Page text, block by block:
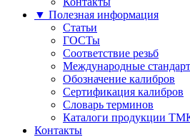
▼ Полезная информация
Статьи
ГОСТы
Соответствие резьб
Международные
Обозначение калибров
Сертификация калибров
Словарь терминов
Каталоги продукции
Контакты